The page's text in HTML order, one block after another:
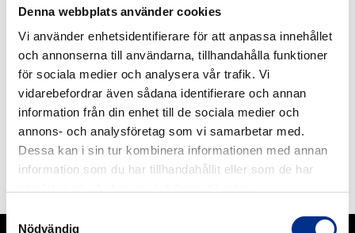
Denna webbplats använder cookies
Vi använder enhetsidentifierare för att anpassa innehållet
och annonserna till användarna, tillhandahålla funktioner
för sociala medier och analysera vår trafik. Vi
vidarebefordrar även sådana identifierare och annan
information från din enhet till de sociala medier och
annons- och analysföretag som vi samarbetar med.
Dessa kan i sin tur kombinera informationen med annan
information som du har tillhandahållit eller som de har
Samtyckesval
Nödvändig
REMACLEAN HML Typ 15
REMACLEAN HML. Designed for service
temperatures from -40 °C to +80 °C . REMACLEAN
HML 400 Typ 15.